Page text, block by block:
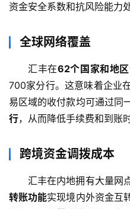
资金安全系数和抗风险能力
全球网络覆盖
汇丰在62个国家和地区
700家分行。这意味着企业
易区域的收付款均可通过同
行，从而降低手续费和到账时
跨境资金调拨成本
汇丰在内地拥有大量网
转账功能实现境内外资金互